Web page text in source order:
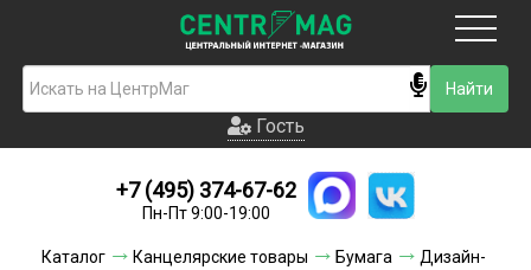
Гость
Новинки
Условия доставки
Гость
+7 (495) 374-67-62
Пн-Пт 9:00-19:00
Каталог Канцелярские товары Бумага
Дизайн-